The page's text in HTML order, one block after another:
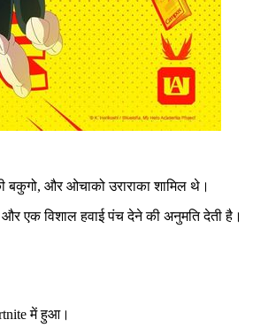
बकुगो, और ओचाको उराराका शामिल थे।
और एक विशाल हवाई पंच देने की अनुमति देती है।
में हुआ।